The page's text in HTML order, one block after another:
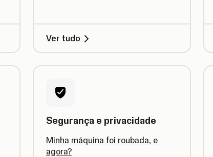
Ver tudo
Segurança e privacidade
Minha máquina foi roubada, e
agora?